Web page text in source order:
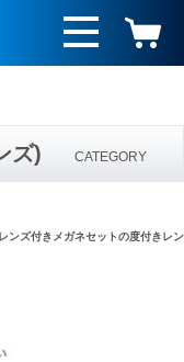
ズ) CATEGORY
レンズ付きメガネセットの度付きレ